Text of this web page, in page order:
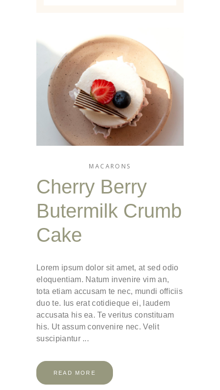
MACARONS
Cherry Berry
Butermilk Crumb
Cake
Lorem ipsum dolor sit amet, at sed odio
eloquentiam. Natum invenire vim an,
tota etiam accusam te nec, mundi officiis
duo te. Ius erat cotidieque ei, laudem
accusata his ea. Te veritus constituam
his. Ut assum convenire nec. Velit
suscipiantur
READ MORE